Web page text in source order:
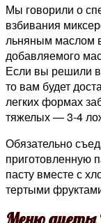
Мы говорили о
взбивания
льняным маслом
добавляемого
Если вы решили
то вам будет
легких формах
тяжелых — 3-4
Обязательно
приготовленную
пасту вместе с
тертыми
Меню диеты